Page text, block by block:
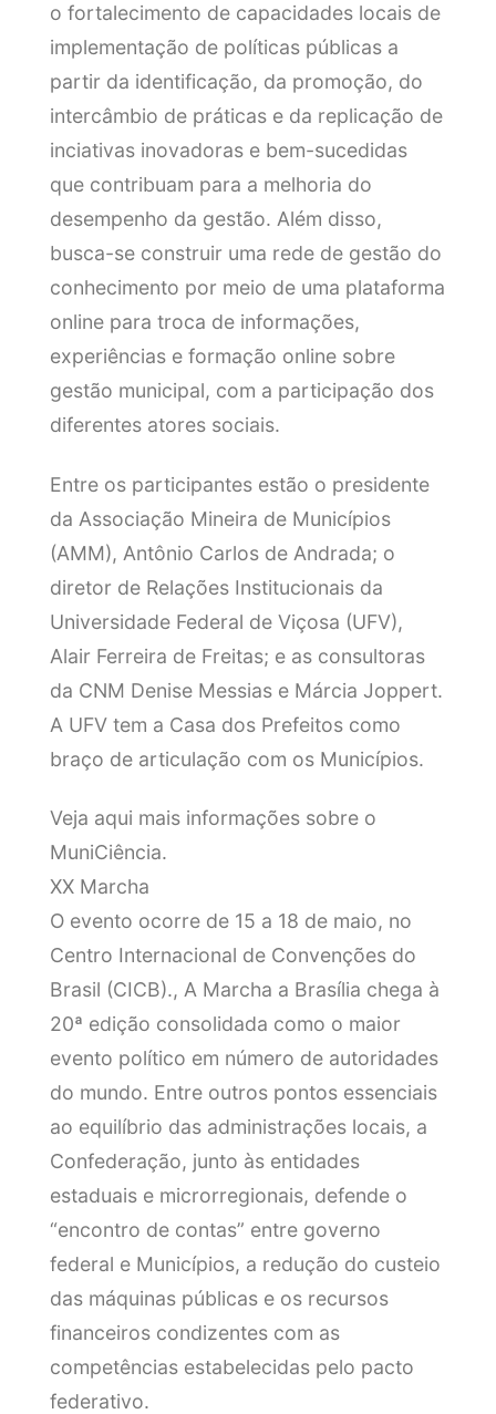
o fortalecimento de capacidades locais de
implementação de políticas públicas a
partir da identificação, da promoção, do
intercâmbio de práticas e da replicação de
inciativas inovadoras e bem-sucedidas
que contribuam para a melhoria do
desempenho da gestão. Além disso,
busca-se construir uma rede de gestão do
conhecimento por meio de uma plataforma
online para troca de informações,
experiências e formação online sobre
gestão municipal, com a participação dos
diferentes atores sociais.
Entre os participantes estão o presidente
da Associação Mineira de Municípios
(AMM), Antônio Carlos de Andrada; o
diretor de Relações Institucionais da
Universidade Federal de Viçosa (UFV),
Alair Ferreira de Freitas; e as consultoras
da CNM Denise Messias e Márcia Joppert.
A UFV tem a Casa dos Prefeitos como
braço de articulação com os Municípios.
Veja aqui mais informações sobre o
MuniCiência.
XX Marcha
O evento ocorre de 15 a 18 de maio, no
Centro Internacional de Convenções do
Brasil (CICB)., A Marcha a Brasília chega à
20ª edição consolidada como o maior
evento político em número de autoridades
do mundo. Entre outros pontos essenciais
ao equilíbrio das administrações locais, a
Confederação, junto às entidades
estaduais e microrregionais, defende o
“encontro de contas” entre governo
federal e Municípios, a redução do custeio
das máquinas públicas e os recursos
financeiros condizentes com as
competências estabelecidas pelo pacto
federativo.